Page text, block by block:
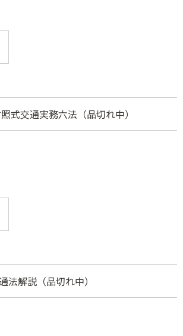
式交通実務六法（品切れ中）
法解説（品切れ中）